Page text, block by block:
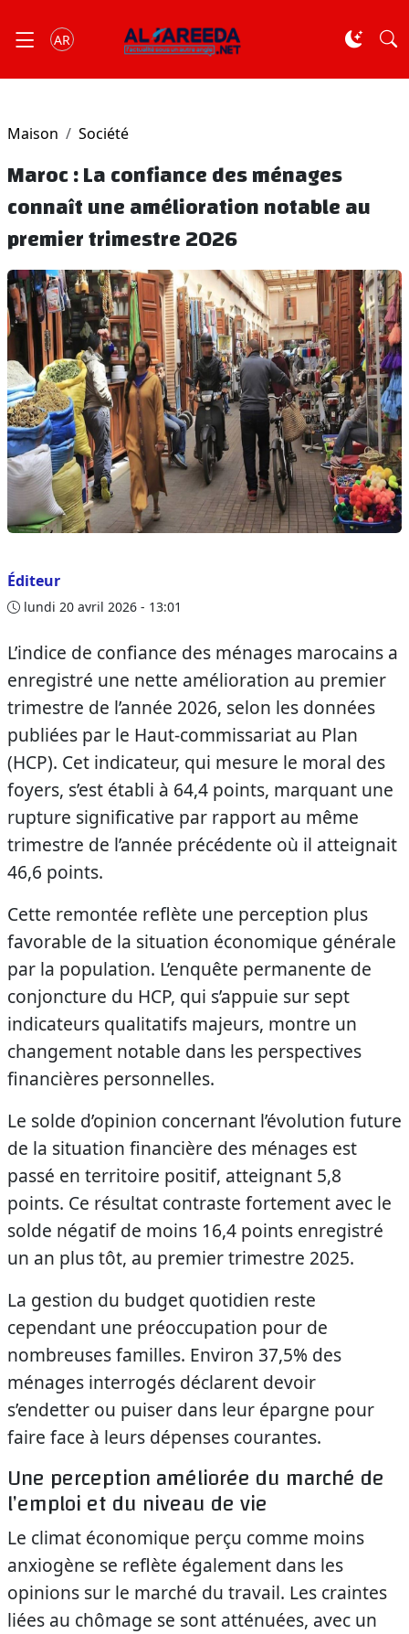
AR
Maison Société
Maroc : La confiance des ménages
connaît une amélioration notable au
premier trimestre 2026
Éditeur
lundi 20 avril 2026 - 13:01
L’indice de confiance des ménages marocains a
enregistré une nette amélioration au premier
trimestre de l’année 2026, selon les données
publiées par le Haut-commissariat au Plan
(HCP). Cet indicateur, qui mesure le moral des
foyers, s’est établi à 64,4 points, marquant une
rupture significative par rapport au même
trimestre de l’année précédente où il atteignait
46,6 points.
Cette remontée reflète une perception plus
favorable de la situation économique générale
par la population. L’enquête permanente de
conjoncture du HCP, qui s’appuie sur sept
indicateurs qualitatifs majeurs, montre un
changement notable dans les perspectives
financières personnelles.
Le solde d’opinion concernant l’évolution future
de la situation financière des ménages est
passé en territoire positif, atteignant 5,8
points. Ce résultat contraste fortement avec le
solde négatif de moins 16,4 points enregistré
un an plus tôt, au premier trimestre 2025.
La gestion du budget quotidien reste
cependant une préoccupation pour de
nombreuses familles. Environ 37,5% des
ménages interrogés déclarent devoir
s’endetter ou puiser dans leur épargne pour
faire face à leurs dépenses courantes.
Une perception améliorée du marché de
l’emploi et du niveau de vie
Le climat économique perçu comme moins
anxiogène se reflète également dans les
opinions sur le marché du travail. Les craintes
liées au chômage se sont atténuées, avec un